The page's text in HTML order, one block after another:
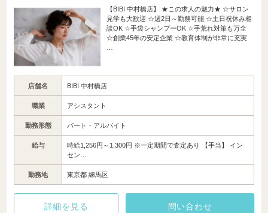
【BIBI 中村橋店】 ★この求人の魅力★ ☆サロン
見学も大歓迎 ☆週2日～勤務可能 ☆土日祝休み相
談OK ☆手袋シャンプーOK ☆手荒れ対策も万全
☆創業45年の安定企業 ☆教育体制が非常に充実
店舗名 BIBI 中村橋店
職業 アシスタント
勤務形態 パート・アルバイト
給与
時給1,256円～1,300円 ※一定期間で査定あり 【手当】 イン
セン…
勤務地 東京都 練馬区
詳細を見る 問い合わせ